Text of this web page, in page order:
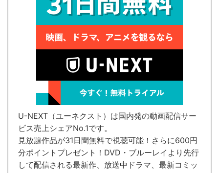
U-NEXT（ユーネクスト） は国内発の動画配信サー
ビス売上シェアNo.1です。
見放題作品が31日間無料で視聴可能！ さらに600円
分ポイントプレゼント！DVD・ブルーレイより先行
して配信される最新作、放送中ドラマ、最新コミッ